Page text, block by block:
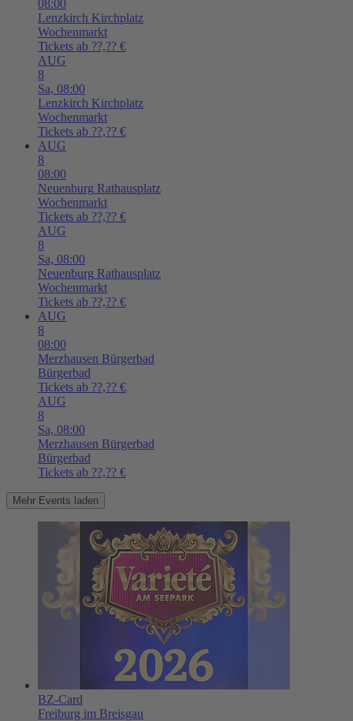
08:00
Lenzkirch Kirchplatz
Wochenmarkt
Tickets ab ??,?? €
AUG
8
Sa, 08:00
Lenzkirch Kirchplatz
Wochenmarkt
Tickets ab ??,?? €
AUG
8
08:00
Neuenburg Rathausplatz
Wochenmarkt
Tickets ab ??,?? €
AUG
8
Sa, 08:00
Neuenburg Rathausplatz
Wochenmarkt
Tickets ab ??,?? €
AUG
8
08:00
Merzhausen Bürgerbad
Bürgerbad
Tickets ab ??,?? €
AUG
8
Sa, 08:00
Merzhausen Bürgerbad
Bürgerbad
Tickets ab ??,?? €
Mehr Events laden
BZ-Card
Freiburg im Breisgau